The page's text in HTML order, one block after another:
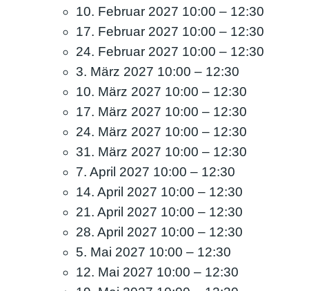
10. Februar 2027 10:00 – 12:30
17. Februar 2027 10:00 – 12:30
24. Februar 2027 10:00 – 12:30
3. März 2027 10:00 – 12:30
10. März 2027 10:00 – 12:30
17. März 2027 10:00 – 12:30
24. März 2027 10:00 – 12:30
31. März 2027 10:00 – 12:30
7. April 2027 10:00 – 12:30
14. April 2027 10:00 – 12:30
21. April 2027 10:00 – 12:30
28. April 2027 10:00 – 12:30
5. Mai 2027 10:00 – 12:30
12. Mai 2027 10:00 – 12:30